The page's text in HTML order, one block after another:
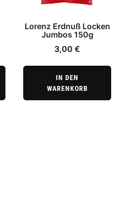
Lorenz Erdnuß Locken
Jumbos 150g
3,00€
IN DEN
WARENKORB